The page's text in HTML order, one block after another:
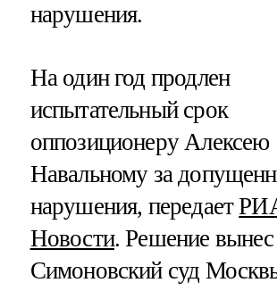
нарушения.
На один год продлен
испытательный срок
оппозиционеру Алексею
Навальному за
нарушения, передает
Новости. Решение вынес
Симоновский суд